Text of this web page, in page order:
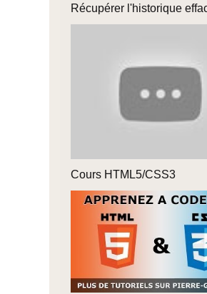
Récupérer l'historique
Cours HTML5/CSS3